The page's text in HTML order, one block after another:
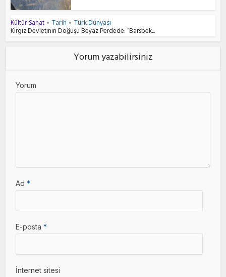
Kültür Sanat • Tarih • Türk Dünyası
Kırgız Devletinin Doğuşu Beyaz Perdede: “Barsbek...
Yorum yazabilirsiniz
Yorum
Ad*
E-posta*
İnternet sitesi